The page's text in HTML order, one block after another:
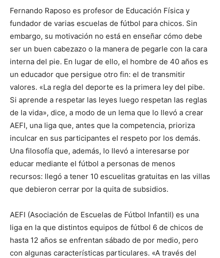
Fernando Raposo es profesor de Educación Física y
fundador de varias escuelas de fútbol para chicos. Sin
embargo, su motivación no está en enseñar cómo debe
ser un buen cabezazo o la manera de pegarle con la cara
interna del pie. En lugar de ello, el hombre de 40 años es
un educador que persigue otro fin: el de transmitir
valores. «La regla del deporte es la primera ley del pibe.
Si aprende a respetar las leyes luego respetan las reglas
de la vida», dice, a modo de un lema que lo llevó a crear
AEFI, una liga que, antes que la competencia, prioriza
inculcar en sus participantes el respeto por los demás.
Una filosofía que, además, lo llevó a interesarse por
educar mediante el fútbol a personas de menos
recursos: llegó a tener 10 escuelitas gratuitas en las villas
que debieron cerrar por la quita de subsidios.
AEFI (Asociación de Escuelas de Fútbol Infantil) es una
liga en la que distintos equipos de fútbol 6 de chicos de
hasta 12 años se enfrentan sábado de por medio, pero
con algunas características particulares. «A través del